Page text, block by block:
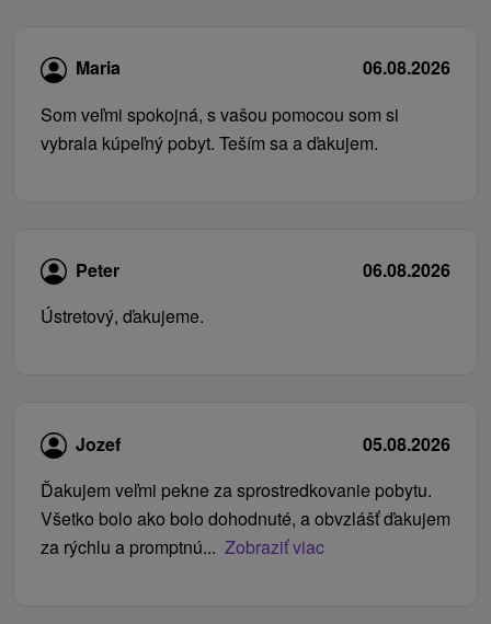
Maria
06.08.2026
Som veľmi spokojná, s vašou pomocou som si
vybrala kúpeľný pobyt. Teším sa a ďakujem.
Peter
06.08.2026
Ústretový, ďakujeme.
Jozef
05.08.2026
Ďakujem veľmi pekne za sprostredkovanie pobytu.
Všetko bolo ako bolo dohodnuté, a obvzlášť ďakujem
za rýchlu a promptnú... Zobraziť viac